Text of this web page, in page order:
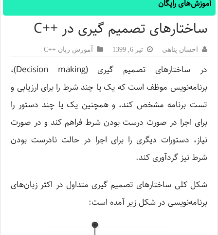
آموزش‌های رایگان
ساختارهای تصمیم گیری در ++C
احسان پناهی تیر 6, 1399 آموزش زبان ++C
در ساختارهای تصمیم گیری (Decision making)،
برنامه‌نویس موظف است که یک یا چند شرط را برای ارزیابی و
تست برنامه مشخص کند، و همچنین یک یا چند دستور را
برای اجرا در صورت درست بودن شرط فراهم کند و در صورت
نیاز، دستورات دیگری را برای اجرا در حالت نادرست بودن
شرط نیز گردآوری کند.
شکل کلی ساختارهای تصمیم گیری متداول در اکثر زبان‌های
برنامه‌نویسی در شکل زیر آمده است: